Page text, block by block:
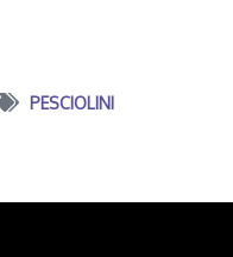
PESCIOLINI